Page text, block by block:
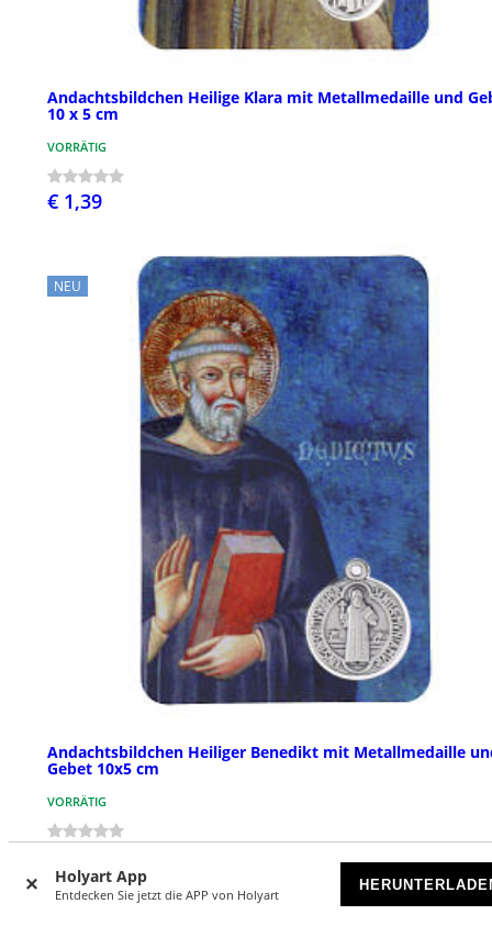
Holyart App
Entdecken Sie jetzt die APP von Holyart
Andachtsbildchen Heilige Klara mit Metallmedaille und
10 x 5 cm
VORRÄTIG
€ 1,39
NEU
Andachtsbildchen Heiliger Benedikt mit Metallmedaille
Gebet 10x5 cm
VORRÄTIG